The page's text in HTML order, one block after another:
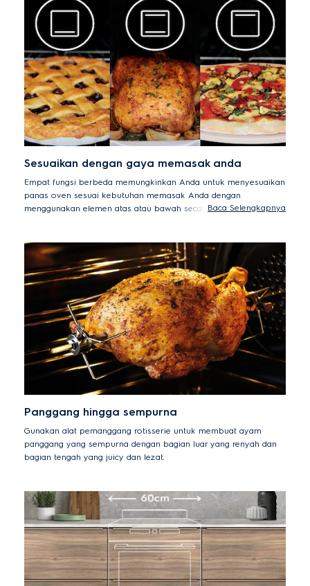
Sesuaikan dengan gaya memasak anda
Empat fungsi berbeda memungkinkan Anda untuk menyesuaikan
panas oven sesuai kebutuhan memasak Anda dengan
menggunakan elemen atas atau bawah secara terpisah atau
Baca Selengkapnya
Panggang hingga sempurna
Gunakan alat pemanggang rotisserie untuk membuat ayam
panggang yang sempurna dengan bagian luar yang renyah dan
bagian tengah yang juicy dan lezat.